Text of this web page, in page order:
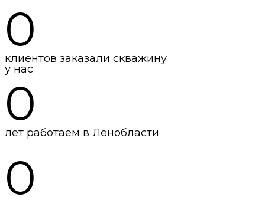
0
клиентов заказали скважину
у нас
0
лет работаем в Ленобласти
0